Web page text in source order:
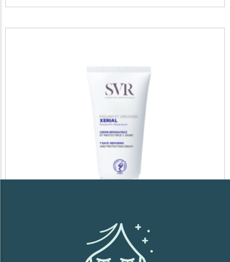
SVR XERIAL FISSURES ET CREVASSES